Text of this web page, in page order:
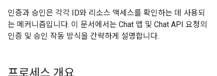
인증과 승인은 각각 ID와 리소스 액세스를 확인하는 데 사용되
는 메커니즘입니다. 이 문서에서는 Chat 앱 및 Chat API 요청의
인증 및 승인 작동 방식을 간략하게 설명합니다.
프로세스 개요